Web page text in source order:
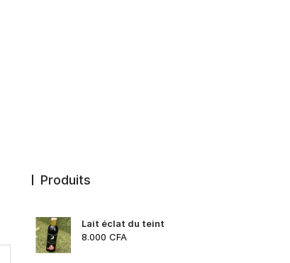
Produits
Lait éclat du teint
8.000 CFA